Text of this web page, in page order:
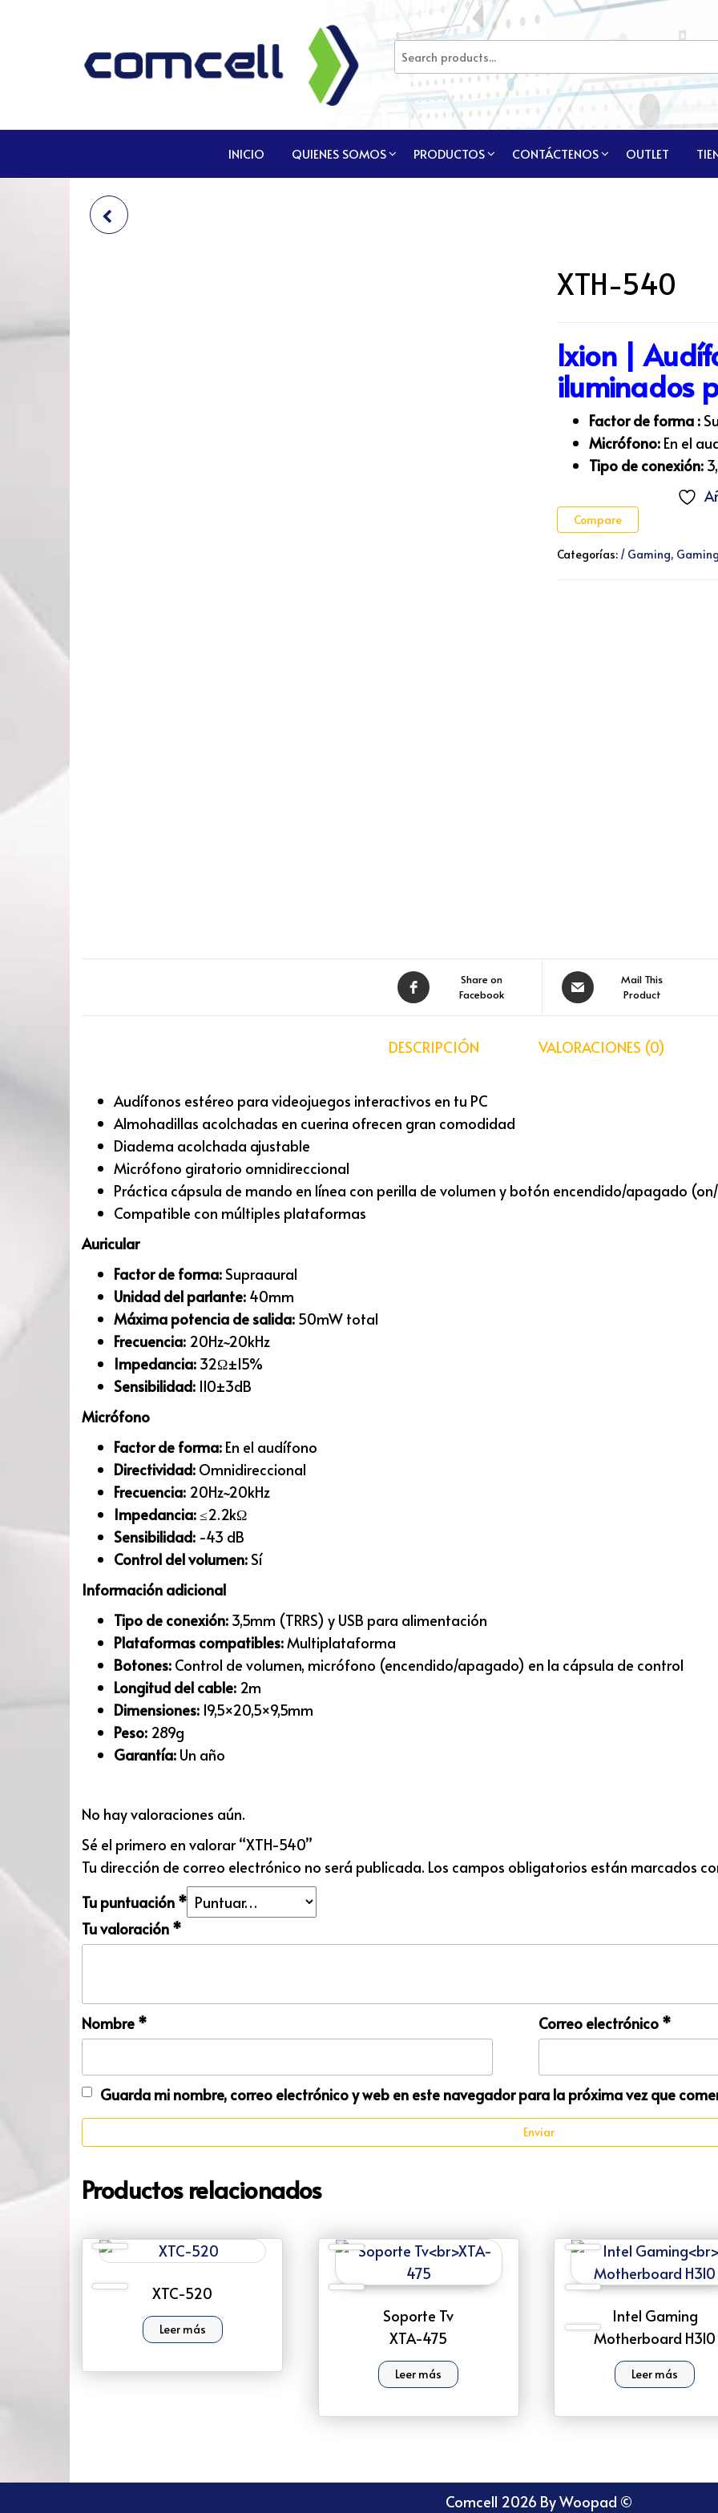
INICIO QUIENES SOMOS PRODUCTOS CONTÁCTENOS OUTLET
XTH-540
Ixion |
iluminados
Factor de forma :
Micrófono: En el
Tipo de conexión:
Compare
Categorías: / Gaming,
Share on
Facebook
Mail This
Product
DESCRIPCIÓN VALORACIONES (0)
Audífonos estéreo para videojuegos interactivos en tu PC
Almohadillas acolchadas en cuerina ofrecen gran comodidad
Diadema acolchada ajustable
Micrófono giratorio omnidireccional
Práctica cápsula de mando en línea con perilla de volumen y botón encendido/apagado
Compatible con múltiples plataformas
Auricular
Factor de forma: Supraaural
Unidad del parlante: 40mm
Máxima potencia de salida: 50mW total
Frecuencia: 20Hz~20kHz
Impedancia: 32Ω±15%
Sensibilidad: 110±3dB
Micrófono
Factor de forma: En el audífono
Directividad: Omnidireccional
Frecuencia: 20Hz~20kHz
Impedancia:≤2.2kΩ
Sensibilidad: -43 dB
Control del volumen: Sí
Información adicional
Tipo de conexión: 3,5mm (TRRS) y USB para alimentación
Plataformas compatibles:Multiplataforma
Botones: Control de volumen, micrófono (encendido/apagado) en la cápsula de control
Longitud del cable: 2m
Dimensiones: 19,5×20,5×9,5mm
Peso: 289g
Garantía: Un año
No hay valoraciones aún.
Sé el primero en valorar “XTH-540”
Tu dirección de correo electrónico no será publicada. Los campos obligatorios están marcados
Tu puntuación *
Tu valoración *
Nombre * Correo electrónico *
Guarda mi nombre, correo electrónico y web en este navegador para la próxima vez que
Productos relacionados
XTC-520
Leer más
Soporte Tv
XTA-475
Leer más
Intel Gaming
Motherboard H310
Leer más
Comcell 2026 By Woopad ©